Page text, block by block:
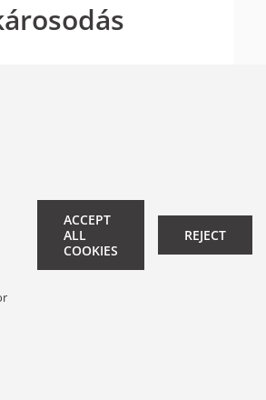
jelzi, hogy a fül
nem működik
a hanghullám valahol
tud célba érni! Ismerje
esetek lehetséges
ACCEPT
ALL
COOKIES
REJECT